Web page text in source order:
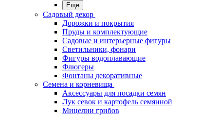
Еще
Садовый декор
Дорожки и покрытия
Пруды и комплектующие
Садовые и интерьерные фигуры
Светильники, фонари
Фигуры водоплавающие
Флюгеры
Фонтаны декоративные
Семена и корневища
Аксессуары для посадки семян
Лук севок и картофель семянной
Мицелии грибов